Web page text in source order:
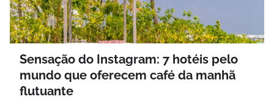
Sensação do Instagram: 7 hotéis pelo
mundo que oferecem café da manhã
flutuante